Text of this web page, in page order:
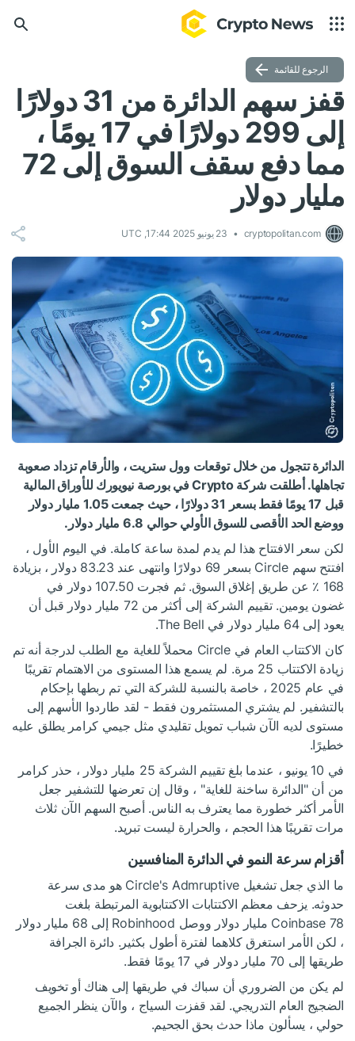
الرجوع للقائمة
قفز سهم الدائرة من 31 دولارًا
إلى 299 دولارًا في 17 يومًا ،
مما دفع سقف السوق إلى 72
مليار دولار
cryptopolitan.com 23 يونيو 2025 17:44, UTC
الدائرة تتجول من خلال توقعات وول ستريت ، والأرقام تزداد صعوبة
تجاهلها. أطلقت شركة Crypto في بورصة نيويورك للأوراق المالية
قبل 17 يومًا فقط بسعر 31 دولارًا ، حيث جمعت 1.05 مليار دولار
ووضع الحد الأقصى للسوق الأولي حوالي 6.8 مليار دولار.
لكن سعر الافتتاح هذا لم يدم لمدة ساعة كاملة. في اليوم الأول ،
افتتح سهم Circle بسعر 69 دولارًا وانتهى عند 83.23 دولار ، بزيادة
168 ٪ عن طريق إغلاق السوق. ثم فجرت 107.50 دولار في
غضون يومين. تقييم الشركة إلى أكثر من 72 مليار دولار قبل أن
يعود إلى 64 مليار دولار في The Bell.
كان الاكتتاب العام في Circle محملاً للغاية مع الطلب لدرجة أنه تم
زيادة الاكتتاب 25 مرة. لم يسمع هذا المستوى من الاهتمام تقريبًا
في عام 2025 ، خاصة بالنسبة للشركة التي تم ربطها بإحكام
بالتشفير. لم يشتري المستثمرون فقط - لقد طاردوا الأسهم إلى
مستوى لديه الآن شباب تمويل تقليدي مثل جيمي كرامر يطلق عليه
خطيرًا.
في 10 يونيو ، عندما بلغ تقييم الشركة 25 مليار دولار ، حذر كرامر
من أن "الدائرة ساخنة للغاية" ، وقال إن تعرضها للتشفير جعل
الأمر أكثر خطورة مما يعترف به الناس. أصبح السهم الآن ثلاث
مرات تقريبًا هذا الحجم ، والحرارة ليست تبريد.
أقزام سرعة النمو في الدائرة المنافسين
ما الذي جعل تشغيل Circle's Admruptive هو مدى سرعة
حدوثه. يزحف معظم الاكتتابات الاكتتابوية المرتبطة بلغت
Coinbase 78 مليار دولار ووصل Robinhood إلى 68 مليار دولار
، لكن الأمر استغرق كلاهما لفترة أطول بكثير. دائرة الجرافة
طريقها إلى 70 مليار دولار في 17 يومًا فقط.
لم يكن من الضروري أن سباك في طريقها إلى هناك أو تخويف
الضجيج العام التدريجي. لقد قفزت السياج ، والآن ينظر الجميع
حولي ، يسألون ماذا حدث بحق الجحيم.